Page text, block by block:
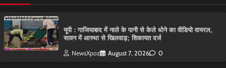
यूपी : गाजियाबाद में नाले के पानी से केले धोने का वीडियो वायरल,
सावन में आस्था से खिलवाड़; शिकायत दर्ज
NewsXpoz August 7, 2026 0